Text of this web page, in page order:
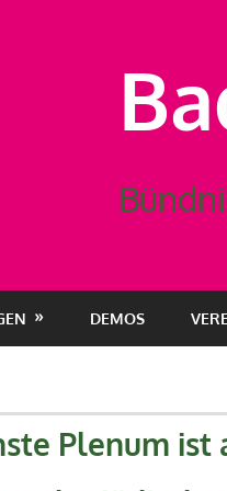
DEMOS
Plenum ist